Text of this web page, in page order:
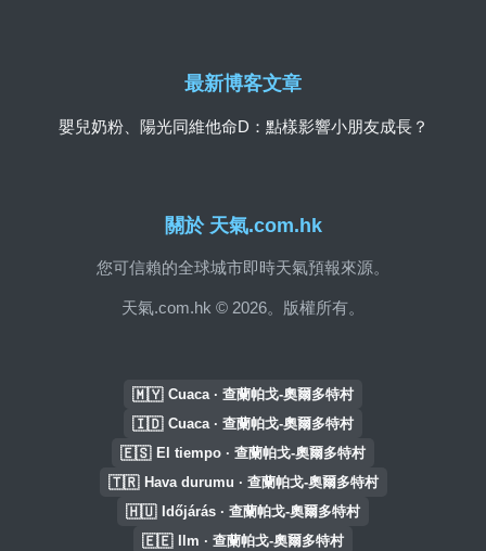
關於 天氣.com.hk
您可信賴的全球城市即時天氣預報來源。
天氣.com.hk © 2026。版權所有。
最新博客文章
嬰兒奶粉、陽光同維他命D：點樣影響小朋友成長？
🇲🇾 Cuaca · 查蘭帕戈-奧爾多特村
🇮🇩 Cuaca · 查蘭帕戈-奧爾多特村
🇪🇸 El tiempo · 查蘭帕戈-奧爾多特村
🇹🇷 Hava durumu · 查蘭帕戈-奧爾多特村
🇭🇺 Időjárás · 查蘭帕戈-奧爾多特村
🇪🇪 Ilm · 查蘭帕戈-奧爾多特村